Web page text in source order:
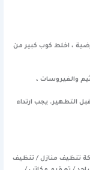
، اخلط كوب كبير من
والفيروسات ،
في المحلول لمدة 20 دقيقة قبل التطهير. يجب ارتداء
تنظيف منازل / تنظيف